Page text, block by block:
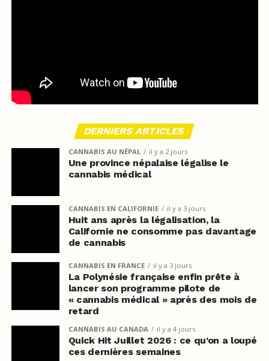
DERNIERS ARTICLES
CANNABIS AU NÉPAL il y a 2 jours
Une province népalaise légalise le
cannabis médical
CANNABIS EN CALIFORNIE il y a 3 jours
Huit ans après la légalisation, la
Californie ne consomme pas davantage
de cannabis
CANNABIS EN FRANCE il y a 3 jours
La Polynésie française enfin prête à
lancer son programme pilote de
« cannabis médical » après des mois de
retard
CANNABIS AU CANADA il y a 4 jours
Quick Hit Juillet 2026 : ce qu’on a loupé
ces dernières semaines